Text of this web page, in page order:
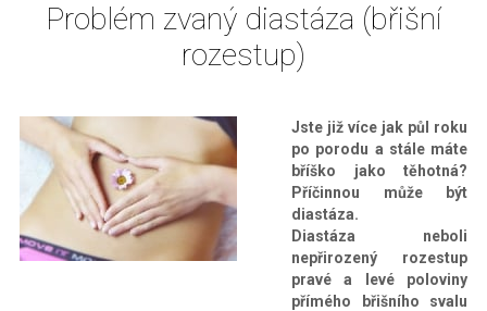
Problém zvaný diastáza (břišní
rozestup)
Jste již více jak půl roku
po porodu a stále máte
bříško jako těhotná?
Příčinnou může být
diastáza.
Diastáza neboli
nepřirozený rozestup
pravé a levé poloviny
přímého břišního svalu